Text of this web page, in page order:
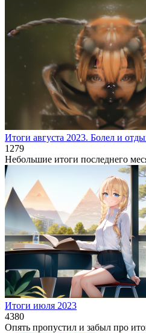
Итоги августа 2023. Болел и
1 279
Небольшие итоги последнего
Итоги июля 2023
4380
Опять пропустил и забыл про